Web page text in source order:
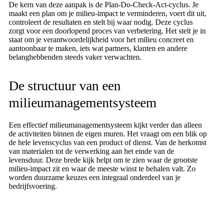
De kern van deze aanpak is de Plan-Do-Check-Act-cyclus. Je
maakt een plan om je milieu-impact te verminderen, voert dit uit,
controleert de resultaten en stelt bij waar nodig. Deze cyclus
zorgt voor een doorlopend proces van verbetering. Het stelt je in
staat om je verantwoordelijkheid voor het milieu concreet en
aantoonbaar te maken, iets wat partners, klanten en andere
belanghebbenden steeds vaker verwachten.
De structuur van een
milieumanagementsysteem
Een effectief milieumanagementsysteem kijkt verder dan alleen
de activiteiten binnen de eigen muren. Het vraagt om een blik op
de hele levenscyclus van een product of dienst. Van de herkomst
van materialen tot de verwerking aan het einde van de
levensduur. Deze brede kijk helpt om te zien waar de grootste
milieu-impact zit en waar de meeste winst te behalen valt. Zo
worden duurzame keuzes een integraal onderdeel van je
bedrijfsvoering.